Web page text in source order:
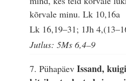
kõrvale minu.Lk 10,16a
Lk 16,19–31; 1Jh
Jutlus: 5Ms 6,4–9
7. PühapäevIssand,